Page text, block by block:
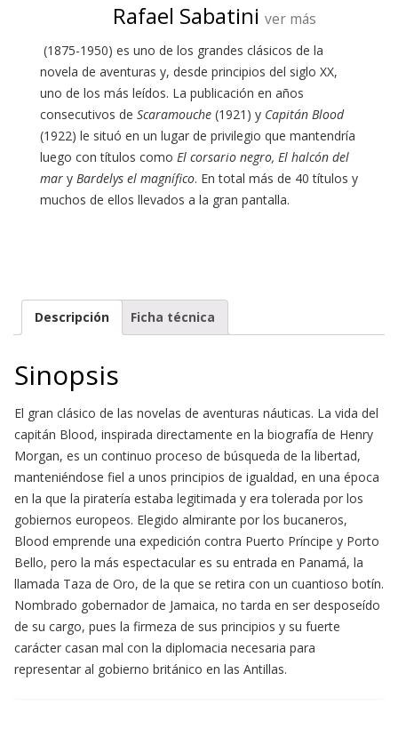
Rafael Sabatini ver más
(1875-1950) es uno de los grandes clásicos de la
novela de aventuras y, desde principios del siglo XX,
uno de los más leídos. La publicación en años
consecutivos de Scaramouche (1921) y Capitán Blood
(1922) le situó en un lugar de privilegio que mantendría
luego con títulos como El corsario negro, El halcón del
mar y Bardelys el magnífico. En total más de 40 títulos y
muchos de ellos llevados a la gran pantalla.
Descripción Ficha técnica
Sinopsis
El gran clásico de las novelas de aventuras náuticas. La vida del
capitán Blood, inspirada directamente en la biografía de Henry
Morgan, es un continuo proceso de búsqueda de la libertad,
manteniéndose fiel a unos principios de igualdad, en una época
en la que la piratería estaba legitimada y era tolerada por los
gobiernos europeos. Elegido almirante por los bucaneros,
Blood emprende una expedición contra Puerto Príncipe y Porto
Bello, pero la más espectacular es su entrada en Panamá, la
llamada Taza de Oro, de la que se retira con un cuantioso botín.
Nombrado gobernador de Jamaica, no tarda en ser desposeído
de su cargo, pues la firmeza de sus principios y su fuerte
carácter casan mal con la diplomacia necesaria para
representar al gobierno británico en las Antillas.